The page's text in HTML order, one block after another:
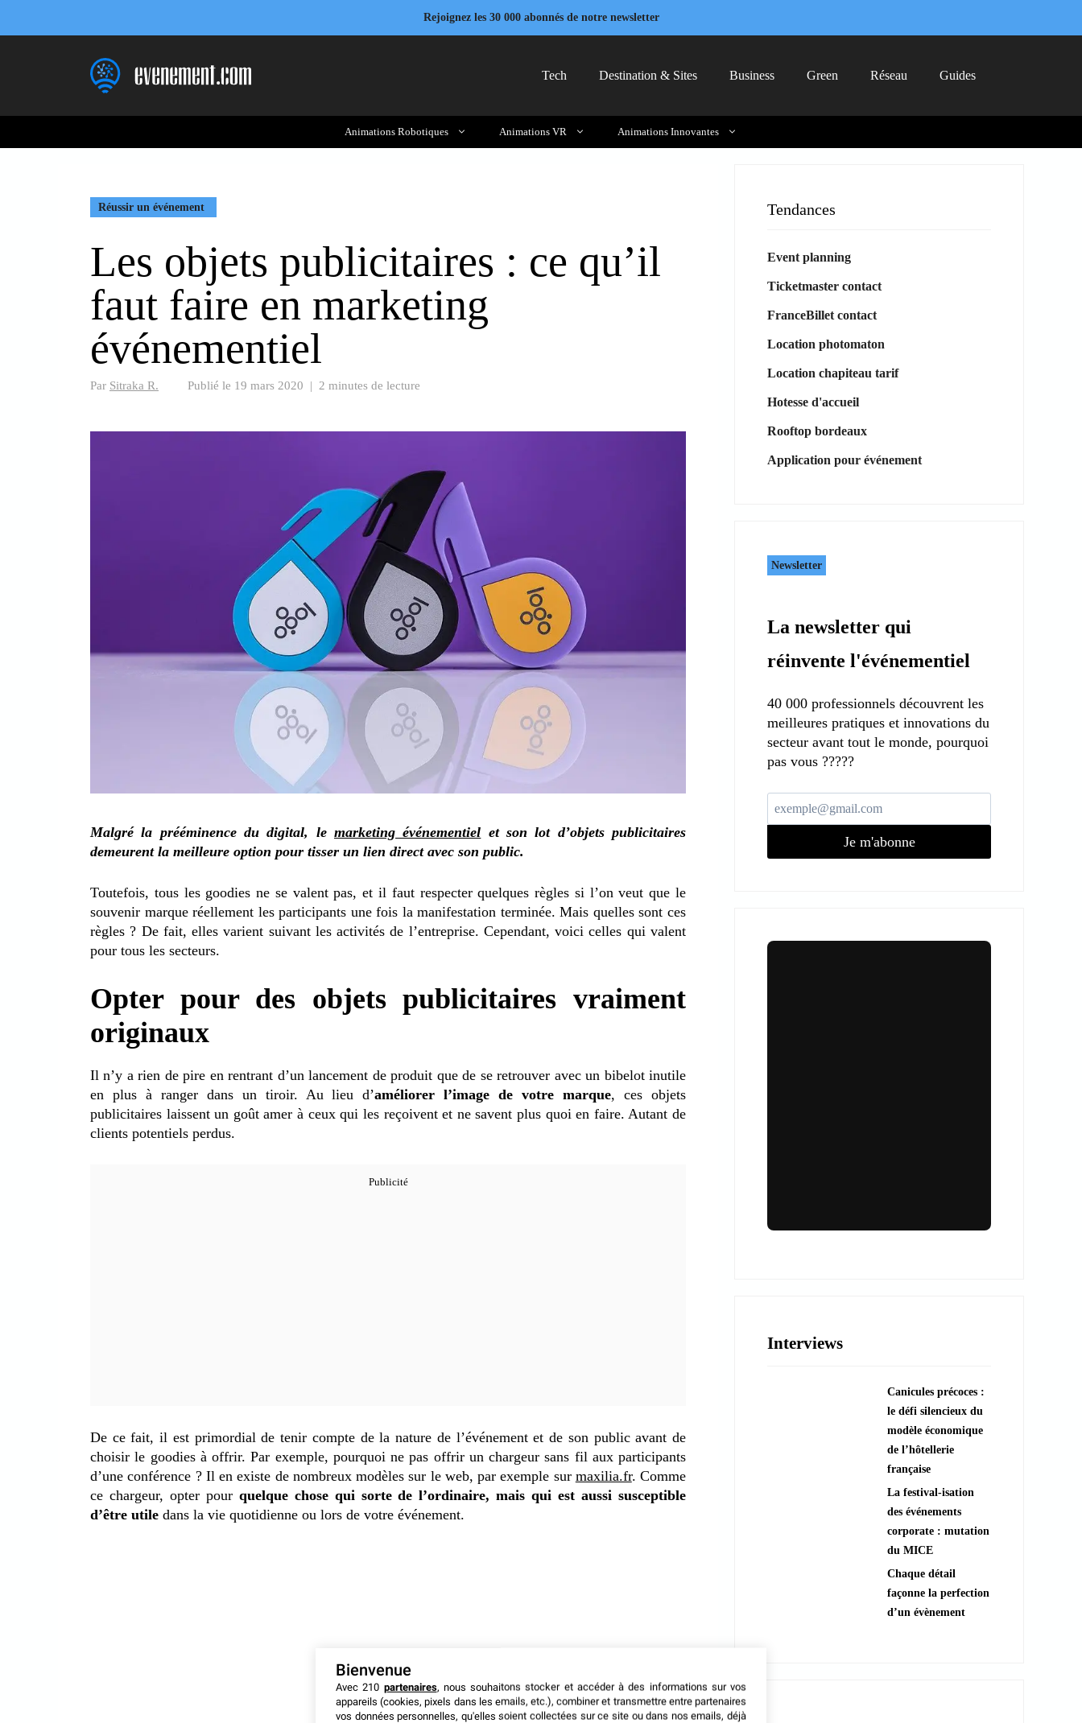
Rejoignez les 30 000 abonnés de notre newsletter
Tech Destination & Sites Business Green Réseau Guides
Animations Robotiques Animations VR Animations Innovantes
Réussir un événement
Les objets publicitaires : ce qu’il
faut faire en marketing
événementiel
Par Sitraka R. Publié le 19 mars 2020 | 2 minutes de lecture
Malgré la prééminence du digital, le marketing événementiel et son lot d’objets publicitaires
demeurent la meilleure option pour tisser un lien direct avec son public.
Toutefois, tous les goodies ne se valent pas, et il faut respecter quelques règles si l’on veut que le
souvenir marque réellement les participants une fois la manifestation terminée. Mais quelles sont ces
règles ? De fait, elles varient suivant les activités de l’entreprise. Cependant, voici celles qui valent
pour tous les secteurs.
Opter pour des objets publicitaires vraiment
originaux
Il n’y a rien de pire en rentrant d’un lancement de produit que de se retrouver avec un bibelot inutile
en plus à ranger dans un tiroir. Au lieu d’améliorer l’image de votre marque, ces objets
publicitaires laissent un goût amer à ceux qui les reçoivent et ne savent plus quoi en faire. Autant de
clients potentiels perdus.
De ce fait, il est primordial de tenir compte de la nature de l’événement et de son public avant de
choisir le goodies à offrir. Par exemple, pourquoi ne pas offrir un chargeur sans fil aux participants
d’une conférence ? Il en existe de nombreux modèles sur le web, par exemple sur maxilia.fr. Comme
ce chargeur, opter pour quelque chose qui sorte de l’ordinaire, mais qui est aussi susceptible
d’être utile dans la vie quotidienne ou lors de votre événement.
Tendances
Event planning
Ticketmaster contact
FranceBillet contact
Location photomaton
Location chapiteau tarif
Hotesse d'accueil
Rooftop bordeaux
Application pour événement
Newsletter
La newsletter qui
réinvente l'événementiel
40 000 professionnels découvrent les
meilleures pratiques et innovations du
secteur avant tout le monde, pourquoi
pas vous ?????
Je m'abonne
???? Explorer les animations
Interviews
Canicules précoces :
le défi silencieux du
modèle économique
de l’hôtellerie
française
La festival-isation
des événements
corporate : mutation
du MICE
Chaque détail
façonne la perfection
d’un évènement
Bienvenue
Avec 210 partenaires, nous souhaitons stocker et accéder à des informations sur vos
appareils (cookies, pixels dans les emails, etc.), combiner et transmettre entre partenaires
vos données personnelles, qu'elles soient collectées sur ce site ou dans nos emails, déjà